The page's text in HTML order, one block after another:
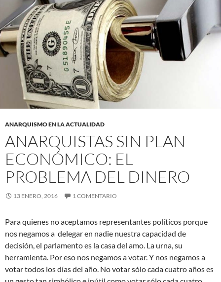
ANARQUISMO EN LA ACTUALIDAD
ANARQUISTAS SIN PLAN
ECONÓMICO: EL
PROBLEMA DEL DINERO
13 ENERO, 2016 1 COMENTARIO
Para quienes no aceptamos representantes políticos porque
nos negamos a delegar en nadie nuestra capacidad de
decisión, el parlamento es la casa del amo. La urna, su
herramienta. Por eso nos negamos a votar. Y nos negamos a
votar todos los días del año. No votar sólo cada cuatro años es